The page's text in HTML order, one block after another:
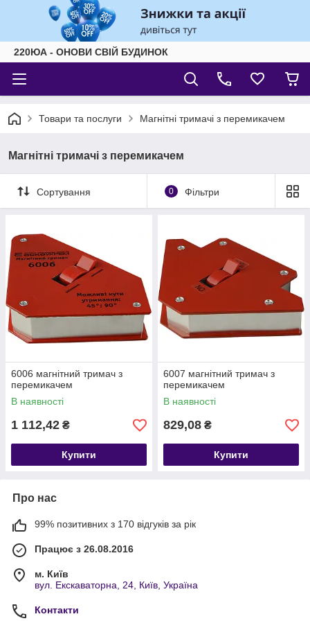
220ЮА - ОНОВИ СВІЙ БУДИНОК
Товари та послуги Магнітні тримачі з перемикачем
Магнітні тримачі з перемикачем
Сортування 0 Фільтри
6006 магнітний тримач з
перемикачем
В наявності
1 112,42 ₴
Купити
6007 магнітний тримач з
перемикачем
В наявності
829,08 ₴
Купити
Про нас
99% позитивних з 170 відгуків за рік
Працює з 26.08.2016
м. Київ
вул. Екскаваторна, 24, Київ, Україна
Контакти